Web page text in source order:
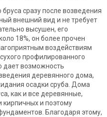
бруса сразу после возведения
внешний вид и не требует
высушен, его
18%, он более прочен
воздействиям
профилированного
дает возможность
деревянного дома,
осадки сруба. Дома
как и все деревянные,
кирпичных и поэтому
Благодаря этому,